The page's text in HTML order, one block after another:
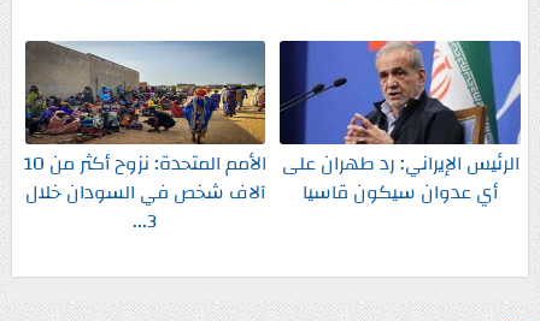
الرئيس الإيراني: رد طهران على
أي عدوان سيكون قاسيا
الأمم المتحدة: نزوح أكثر من 10
آلاف شخص في السودان خلال
3...